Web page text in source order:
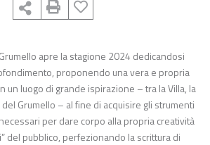
apre la stagione 2024 dedicandosi
proponendo una vera e propria
un luogo di grande ispirazione – tra la Villa, la
Grumello – al fine di acquisire gli strumenti
per dare corpo alla propria creatività
del pubblico, perfezionando la scrittura di